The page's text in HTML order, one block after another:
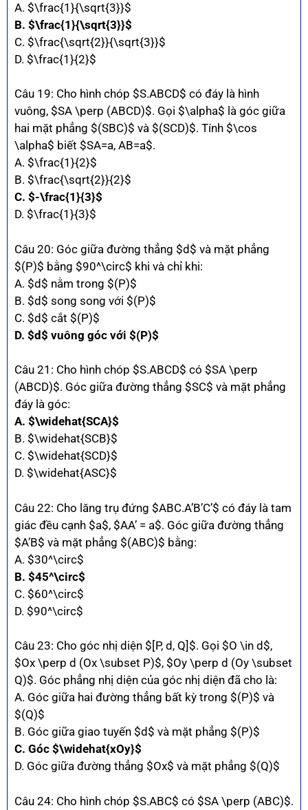
A. $\frac{1}{\sqrt{3}}$
B. $\frac{1}{\sqrt{3}}$
C. $\frac{\sqrt{2}}{\sqrt{3}}$
D. $\frac{1}{2}$
Câu 19: Cho hình chóp $S.ABCD$ có đáy là hình
vuông, $SA \perp (ABCD)$. Gọi $\alpha$ là góc giữa
hai mặt phẳng $(SBC)$ và $(SCD)$. Tính $\cos
\alpha$ biết $SA=a, AB=a$.
A. $\frac{1}{2}$
B. $\frac{\sqrt{2}}{2}$
C. $-\frac{1}{3}$
D. $\frac{1}{3}$
Câu 20: Góc giữa đường thẳng $d$ và mặt phẳng
$(P)$ bằng $90^\circ$ khi và chỉ khi:
A. $d$ nằm trong $(P)$
B. $d$ song song với $(P)$
C. $d$ cắt $(P)$
D. $d$ vuông góc với $(P)$
Câu 21: Cho hình chóp $S.ABCD$ có $SA \perp
(ABCD)$. Góc giữa đường thẳng $SC$ và mặt phẳng
đáy là góc:
A. $\widehat{SCA}$
B. $\widehat{SCB}$
C. $\widehat{SCD}$
D. $\widehat{ASC}$
Câu 22: Cho lăng trụ đứng $ABC.A’B’C’$ có đáy là tam
giác đều cạnh $a$, $AA’ = a$. Góc giữa đường thẳng
$A’B$ và mặt phẳng $(ABC)$ bằng:
A. $30^\circ$
B. $45^\circ$
C. $60^\circ$
D. $90^\circ$
Câu 23: Cho góc nhị diện $[P, d, Q]$. Gọi $O \in d$,
$Ox \perp d (Ox \subset P)$, $Oy \perp d (Oy \subset
Q)$. Góc phẳng nhị diện của góc nhị diện đã cho là:
A. Góc giữa hai đường thẳng bất kỳ trong $(P)$ và
$(Q)$
B. Góc giữa giao tuyến $d$ và mặt phẳng $(P)$
C. Góc $\widehat{xOy}$
D. Góc giữa đường thẳng $Ox$ và mặt phẳng $(Q)$
Câu 24: Cho hình chóp $S.ABC$ có $SA \perp (ABC)$.